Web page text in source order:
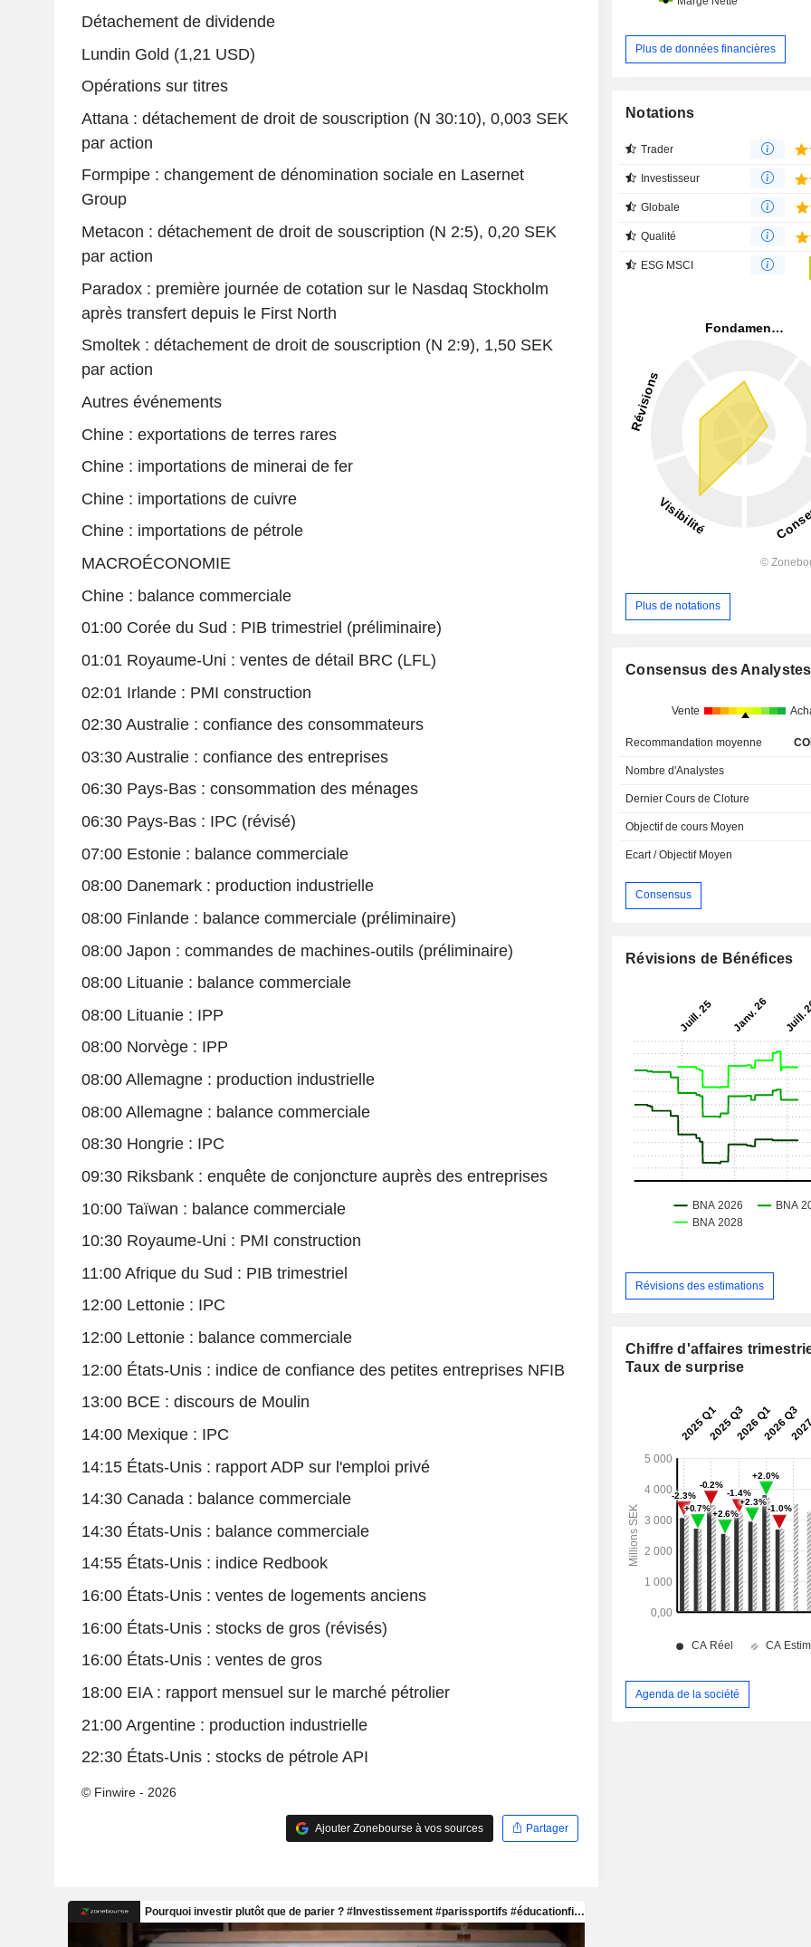
Détachement de dividende
Lundin Gold (1,21 USD)
Opérations sur titres
Attana : détachement de droit de souscription (N 30:10), 0,003 SEK
par action
Formpipe : changement de dénomination sociale en Lasernet
Group
Metacon : détachement de droit de souscription (N 2:5), 0,20 SEK
par action
Paradox : première journée de cotation sur le Nasdaq Stockholm
après transfert depuis le First North
Smoltek : détachement de droit de souscription (N 2:9), 1,50 SEK
par action
Autres événements
Chine : exportations de terres rares
Chine : importations de minerai de fer
Chine : importations de cuivre
Chine : importations de pétrole
MACROÉCONOMIE
Chine : balance commerciale
01:00 Corée du Sud : PIB trimestriel (préliminaire)
01:01 Royaume-Uni : ventes de détail BRC (LFL)
02:01 Irlande : PMI construction
02:30 Australie : confiance des consommateurs
03:30 Australie : confiance des entreprises
06:30 Pays-Bas : consommation des ménages
06:30 Pays-Bas : IPC (révisé)
07:00 Estonie : balance commerciale
08:00 Danemark : production industrielle
08:00 Finlande : balance commerciale (préliminaire)
08:00 Japon : commandes de machines-outils (préliminaire)
08:00 Lituanie : balance commerciale
08:00 Lituanie : IPP
08:00 Norvège : IPP
08:00 Allemagne : production industrielle
08:00 Allemagne : balance commerciale
08:30 Hongrie : IPC
09:30 Riksbank : enquête de conjoncture auprès des entreprises
10:00 Taïwan : balance commerciale
10:30 Royaume-Uni : PMI construction
11:00 Afrique du Sud : PIB trimestriel
12:00 Lettonie : IPC
12:00 Lettonie : balance commerciale
12:00 États-Unis : indice de confiance des petites entreprises NFIB
13:00 BCE : discours de Moulin
14:00 Mexique : IPC
14:15 États-Unis : rapport ADP sur l'emploi privé
14:30 Canada : balance commerciale
14:30 États-Unis : balance commerciale
14:55 États-Unis : indice Redbook
16:00 États-Unis : ventes de logements anciens
16:00 États-Unis : stocks de gros (révisés)
16:00 États-Unis : ventes de gros
18:00 EIA : rapport mensuel sur le marché pétrolier
21:00 Argentine : production industrielle
22:30 États-Unis : stocks de pétrole API
© Finwire - 2026
Ajouter Zonebourse à vos sources Partager
Plus de données financières
Notations
Trader
Investisseur
Globale
Qualité
ESG MSCI
Plus de notations
Consensus des Analystes
Vente
Recommandation moyenne
Nombre d'Analystes
Dernier Cours de Cloture
Objectif de cours Moyen
Ecart / Objectif Moyen
Consensus
Révisions de Bénéfices
Révisions des estimations
Chiffre d'affaires
Taux de surprise
Agenda de la société